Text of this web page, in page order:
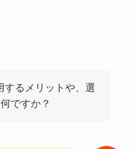
するメリットや、選
ですか？